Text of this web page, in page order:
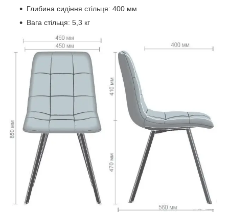
Глибина сидіння стільця: 400 мм
Вага стільця: 5,3 кг